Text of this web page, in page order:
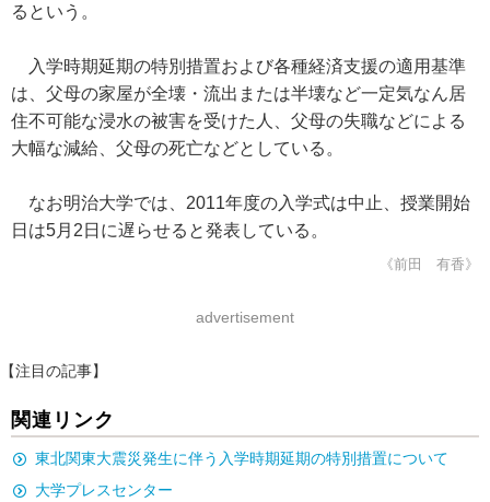
るという。
入学時期延期の特別措置および各種経済支援の適用基準
は、父母の家屋が全壊・流出または半壊など一定気なん居
住不可能な浸水の被害を受けた人、父母の失職などによる
大幅な減給、父母の死亡などとしている。
なお明治大学では、2011年度の入学式は中止、授業開始
日は5月2日に遅らせると発表している。
《前田 有香》
advertisement
【注目の記事】
関連リンク
東北関東大震災発生に伴う入学時期延期の特別措置について
大学プレスセンター